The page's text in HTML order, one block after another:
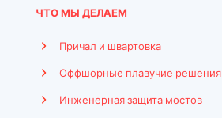
ЧТО МЫ ДЕЛАЕМ
Причал и швартовка
Оффшорные плавучие решения
Инженерная защита мостов